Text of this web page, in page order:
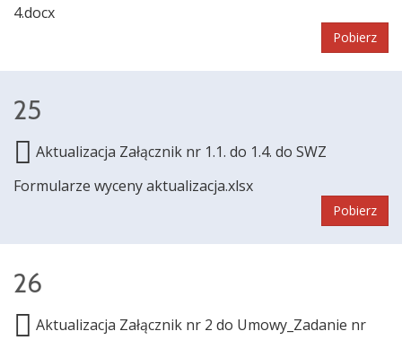
4.docx
Pobierz
25
Aktualizacja Załącznik nr 1.1. do 1.4. do SWZ
Formularze wyceny aktualizacja.xlsx
Pobierz
26
Aktualizacja Załącznik nr 2 do Umowy_Zadanie nr